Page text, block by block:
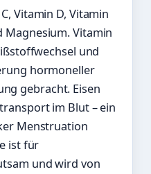
Vitamin D, Vitamin
Magnesium. Vitamin
und
hormoneller
gebracht. Eisen
im Blut – ein
Menstruation
ist für
und wird von